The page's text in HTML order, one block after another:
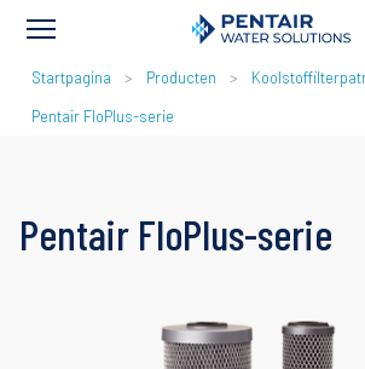
KRUIMELPAD
Startpagina Producten
Pentair FloPlus-serie
Pentair FloPlus-serie